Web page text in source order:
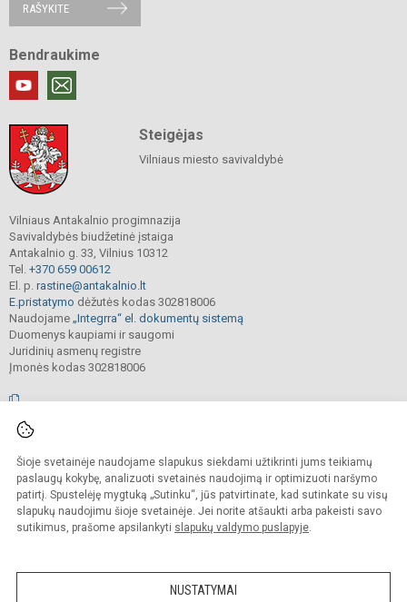
Šioje svetainėje naudojame slapukus siekdami užtikrinti jums teikiamų
paslaugų kokybę, analizuoti svetainės naudojimą ir optimizuoti naršymo
patirtį. Spustelėję mygtuką „Sutinku“, jūs patvirtinate, kad sutinkate su visų
slapukų naudojimu šioje svetainėje. Jei norite atšaukti arba pakeisti savo
sutikimus, prašome apsilankyti slapukų valdymo puslapyje.
NUSTATYMAI
RAŠYKITE
Bendraukime
Steigėjas
Vilniaus miesto savivaldybė
Vilniaus Antakalnio progimnazija
Savivaldybės biudžetinė įstaiga
Antakalnio g. 33, Vilnius 10312
Tel. +370 659 00612
El. p. rastine@antakalnio.lt
E.pristatymo dėžutės kodas 302818006
Naudojame „Integrra“ el. dokumentų sistemą
Duomenys kaupiami ir saugomi
Juridinių asmenų registre
Įmonės kodas 302818006
Kopijuoti, cituoti ar kitaip atvaizduoti internetinės svetainės turinį be raštiško
mokyklos vadovų sutikimo yra draudžiama.
Prieinamumo paraiška Slapukų valdymas
Sumanus būdas atnaujinti